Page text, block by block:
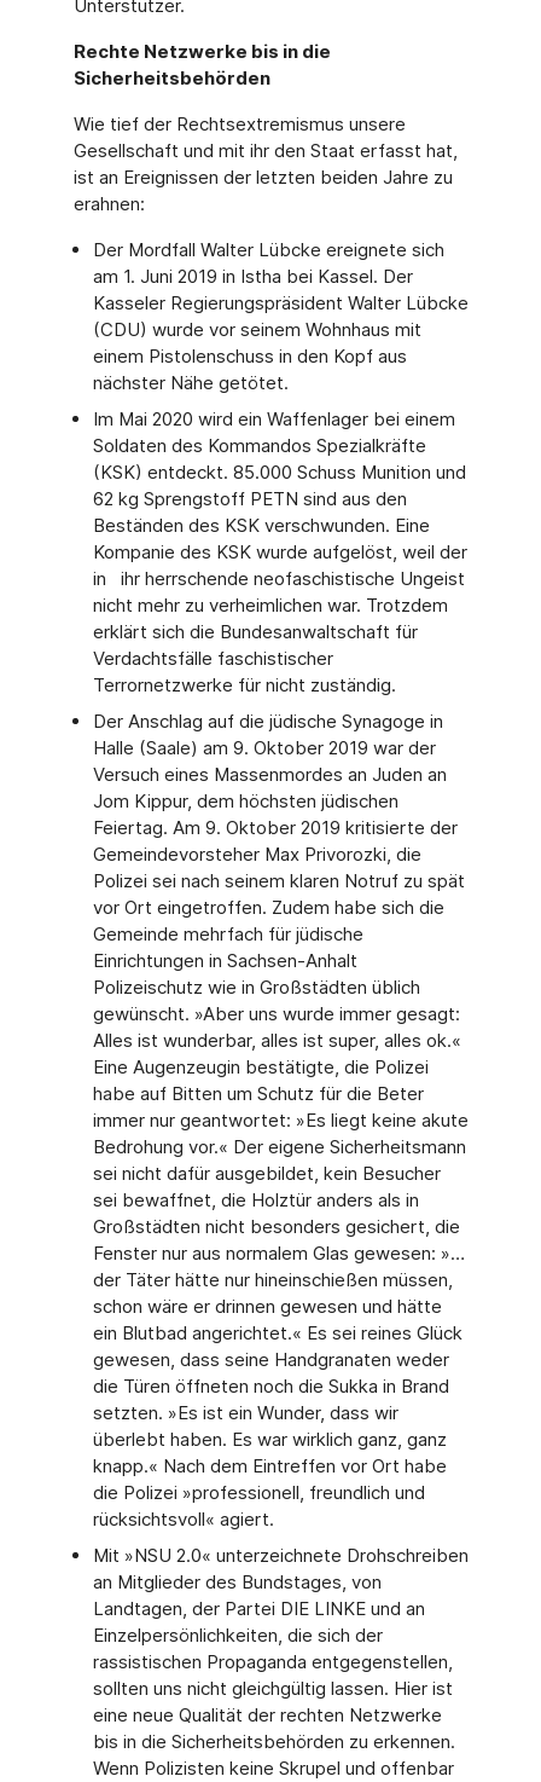
Unterstützer.
Rechte Netzwerke bis in die
Sicherheitsbehörden
Wie tief der Rechtsextremismus unsere
Gesellschaft und mit ihr den Staat erfasst hat,
ist an Ereignissen der letzten beiden Jahre zu
erahnen:
Der Mordfall Walter Lübcke ereignete sich
am 1. Juni 2019 in Istha bei Kassel. Der
Kasseler Regierungspräsident Walter Lübcke
(CDU) wurde vor seinem Wohnhaus mit
einem Pistolenschuss in den Kopf aus
nächster Nähe getötet.
Im Mai 2020 wird ein Waffenlager bei einem
Soldaten des Kommandos Spezialkräfte
(KSK) entdeckt. 85.000 Schuss Munition und
62 kg Sprengstoff PETN sind aus den
Beständen des KSK verschwunden. Eine
Kompanie des KSK wurde aufgelöst, weil der
in ihr herrschende neofaschistische Ungeist
nicht mehr zu verheimlichen war. Trotzdem
erklärt sich die Bundesanwaltschaft für
Verdachtsfälle faschistischer
Terrornetzwerke für nicht zuständig.
Der Anschlag auf die jüdische Synagoge in
Halle (Saale) am 9. Oktober 2019 war der
Versuch eines Massenmordes an Juden an
Jom Kippur, dem höchsten jüdischen
Feiertag. Am 9. Oktober 2019 kritisierte der
Gemeindevorsteher Max Privorozki, die
Polizei sei nach seinem klaren Notruf zu spät
vor Ort eingetroffen. Zudem habe sich die
Gemeinde mehrfach für jüdische
Einrichtungen in Sachsen-Anhalt
Polizeischutz wie in Großstädten üblich
gewünscht. »Aber uns wurde immer gesagt:
Alles ist wunderbar, alles ist super, alles ok.«
Eine Augenzeugin bestätigte, die Polizei
habe auf Bitten um Schutz für die Beter
immer nur geantwortet: »Es liegt keine akute
Bedrohung vor.« Der eigene Sicherheitsmann
sei nicht dafür ausgebildet, kein Besucher
sei bewaffnet, die Holztür anders als in
Großstädten nicht besonders gesichert, die
Fenster nur aus normalem Glas gewesen: »…
der Täter hätte nur hineinschießen müssen,
schon wäre er drinnen gewesen und hätte
ein Blutbad angerichtet.« Es sei reines Glück
gewesen, dass seine Handgranaten weder
die Türen öffneten noch die Sukka in Brand
setzten. »Es ist ein Wunder, dass wir
überlebt haben. Es war wirklich ganz, ganz
knapp.« Nach dem Eintreffen vor Ort habe
die Polizei »professionell, freundlich und
rücksichtsvoll« agiert.
Mit »NSU 2.0« unterzeichnete Drohschreiben
an Mitglieder des Bundstages, von
Landtagen, der Partei DIE LINKE und an
Einzelpersönlichkeiten, die sich der
rassistischen Propaganda entgegenstellen,
sollten uns nicht gleichgültig lassen. Hier ist
eine neue Qualität der rechten Netzwerke
bis in die Sicherheitsbehörden zu erkennen.
Wenn Polizisten keine Skrupel und offenbar